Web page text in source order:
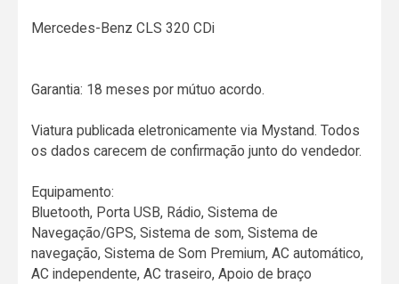
Mercedes-Benz CLS 320 CDi
Garantia: 18 meses por mútuo acordo.
Viatura publicada eletronicamente via Mystand. Todos
os dados carecem de confirmação junto do vendedor.
Equipamento:
Bluetooth, Porta USB, Rádio, Sistema de
Navegação/GPS, Sistema de som, Sistema de
navegação, Sistema de Som Premium, AC automático,
AC independente, AC traseiro, Apoio de braço